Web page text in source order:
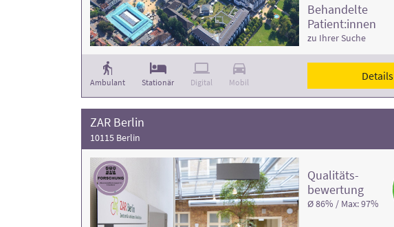
Ambulant Stationär Digital Mobil
Behandelte
Patient:innen
zu Ihrer Suche
Details
ZAR Berlin
10115 Berlin
Qualitäts­
bewertung
Ø 86% / Max: 97%